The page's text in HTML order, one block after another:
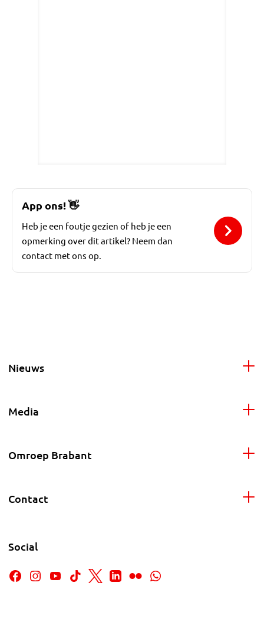
App ons!👋
Heb je een foutje gezien of heb je een
opmerking over dit artikel? Neem dan
contact met ons op.
Nieuws
Media
Omroep Brabant
Contact
Social